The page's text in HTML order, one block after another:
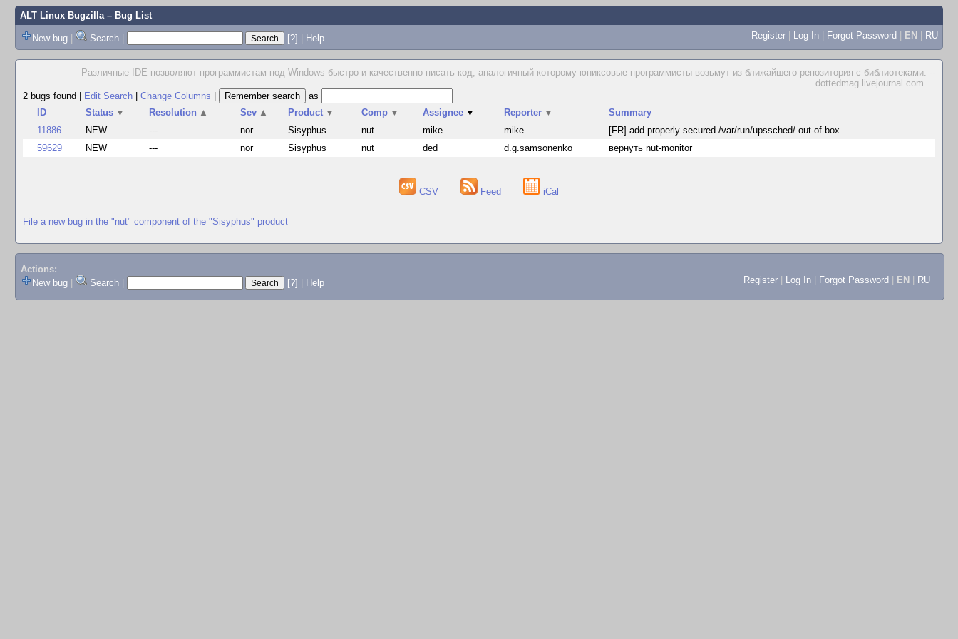
ALT Linux Bugzilla– Bug List
New bug | Search | [?] | Help Register | Log In | Forgot Password | EN | RU
Различные IDE позволяют программистам под Windows быстро и качественно писать код, аналогичный которому юниксовые программисты возьмут из ближайшего репозитория с библиотеками. --
dottedmag.livejournal.com ...
2 bugs found
Edit Search Change Columns
as
ID
Status ▼ Resolution ▲ Sev ▲ Product ▼ Comp ▼ Assignee ▼ Reporter ▼
Summary
11886
NEW --- nor Sisyphus nut mike mike
[FR] add properly secured /var/run/upssched/ out-of-box
59629
NEW --- nor Sisyphus nut ded d.g.samsonenko вернуть nut-monitor
CSV Feed iCal
File a new bug in the "nut" component of the "Sisyphus" product
Actions:
New bug
Search [?] Help Register Log In Forgot Password EN RU